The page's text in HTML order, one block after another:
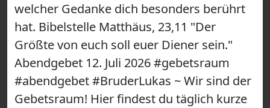
welcher Gedanke dich besonders berührt
hat. Bibelstelle Matthäus, 23,11 "Der
Größte von euch soll euer Diener sein."
Abendgebet 12. Juli 2026 #gebetsraum
#abendgebet #BruderLukas ~ Wir sind der
Gebetsraum! Hier findest du täglich kurze